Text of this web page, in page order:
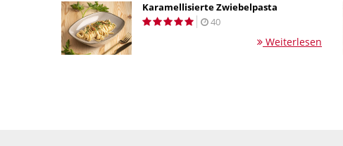
Karamellisierte Zwiebelpasta
40
Weiterlesen